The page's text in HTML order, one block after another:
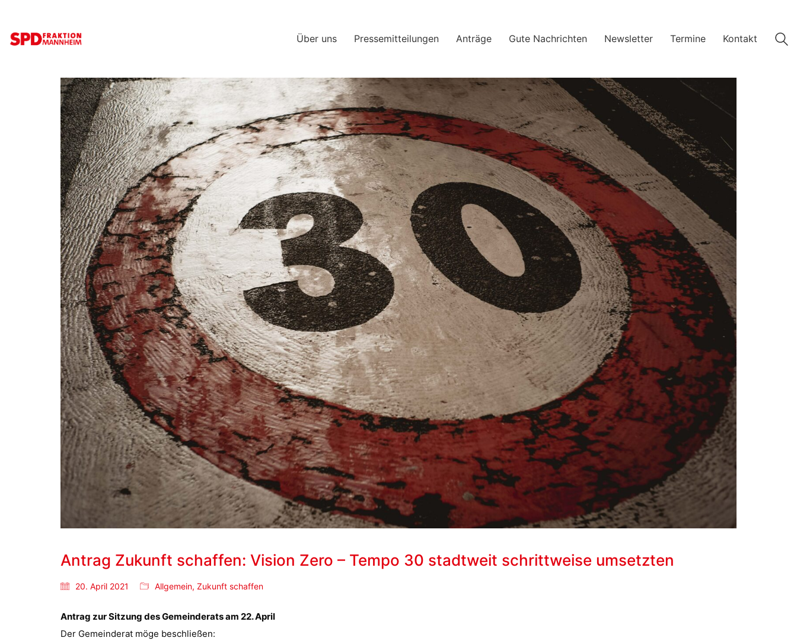
Über uns Pressemitteilungen Anträge Gute Nachrichten Newsletter Termine Kontakt
Antrag Zukunft schaffen: Vision Zero – Tempo 30 stadtweit schrittweise umsetzten
20. April 2021 Allgemein, Zukunft schaffen
Antrag zur Sitzung des Gemeinderats am 22. April
Der Gemeinderat möge beschließen: